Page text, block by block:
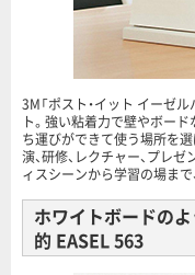
3M「ポスト・イット イーゼ
ト。強い粘着力で壁やボー
ち運びができて使う場所を選
演、研修、レクチャー、プレ
ィスシーンから学習の場まで
ホワイトボードの
的 EASEL 563